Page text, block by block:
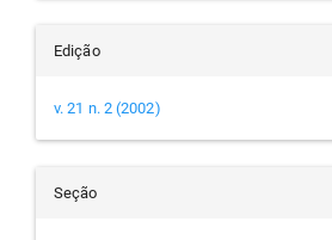
Edição
v. 21 n. 2 (2002)
Seção